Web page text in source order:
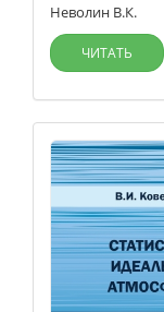
Неволин В.К.
ЧИТАТЬ